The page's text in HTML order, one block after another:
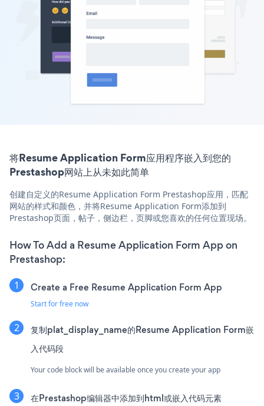
将Resume Application Form应用程序嵌入到您的
Prestashop网站上从未如此简单
创建自定义的Resume Application Form Prestashop应用，匹配
网站的样式和颜色，并将Resume Application Form添加到
Prestashop页面，帖子，侧边栏，页脚或您喜欢的任何位置现场。
How To Add a Resume Application Form App on
Prestashop:
Create a Free Resume Application Form App
Start for free now
复制plat_display_name的Resume Application Form嵌
入代码段
Your code block will be available once you create your app
在Prestashop编辑器中添加到html或嵌入代码元素